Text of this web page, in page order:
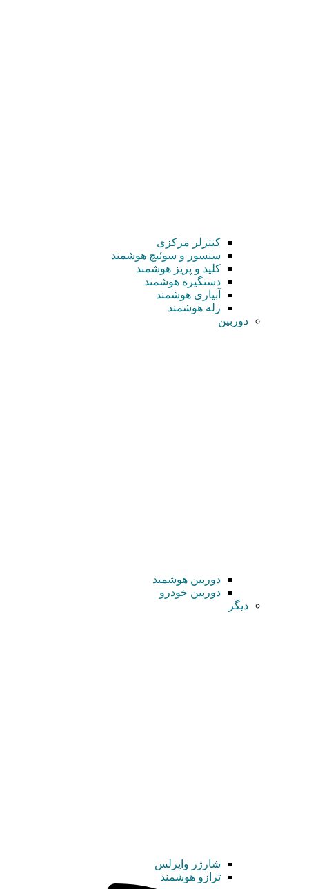
کنترلر مرکزی
سنسور و سوئیچ هوشمند
کلید و پریز هوشمند
دستگیره هوشمند
آبیاری هوشمند
رله هوشمند
دوربین
دوربین هوشمند
دوربین خودرو
دیگر
شارژر وایرلس
ترازو هوشمند